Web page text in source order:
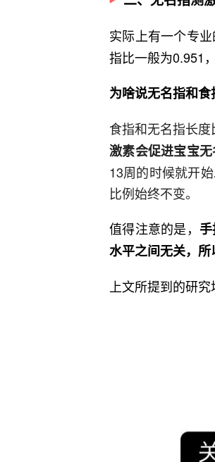
实际上有一个专
指比一般为0.951
为啥说无名指和食
食指和无名指长度
激素会促进宝宝
13周的时候就开
比例始终不变。
值得注意的是，
水平之间无关，所
上文所提到的研究